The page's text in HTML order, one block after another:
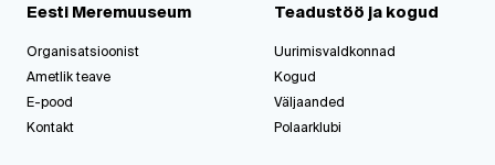
Eesti Meremuuseum
Organisatsioonist
Ametlik teave
E-pood
Kontakt
Teadustöö ja kogud
Uurimisvaldkonnad
Kogud
Väljaanded
Polaarklubi